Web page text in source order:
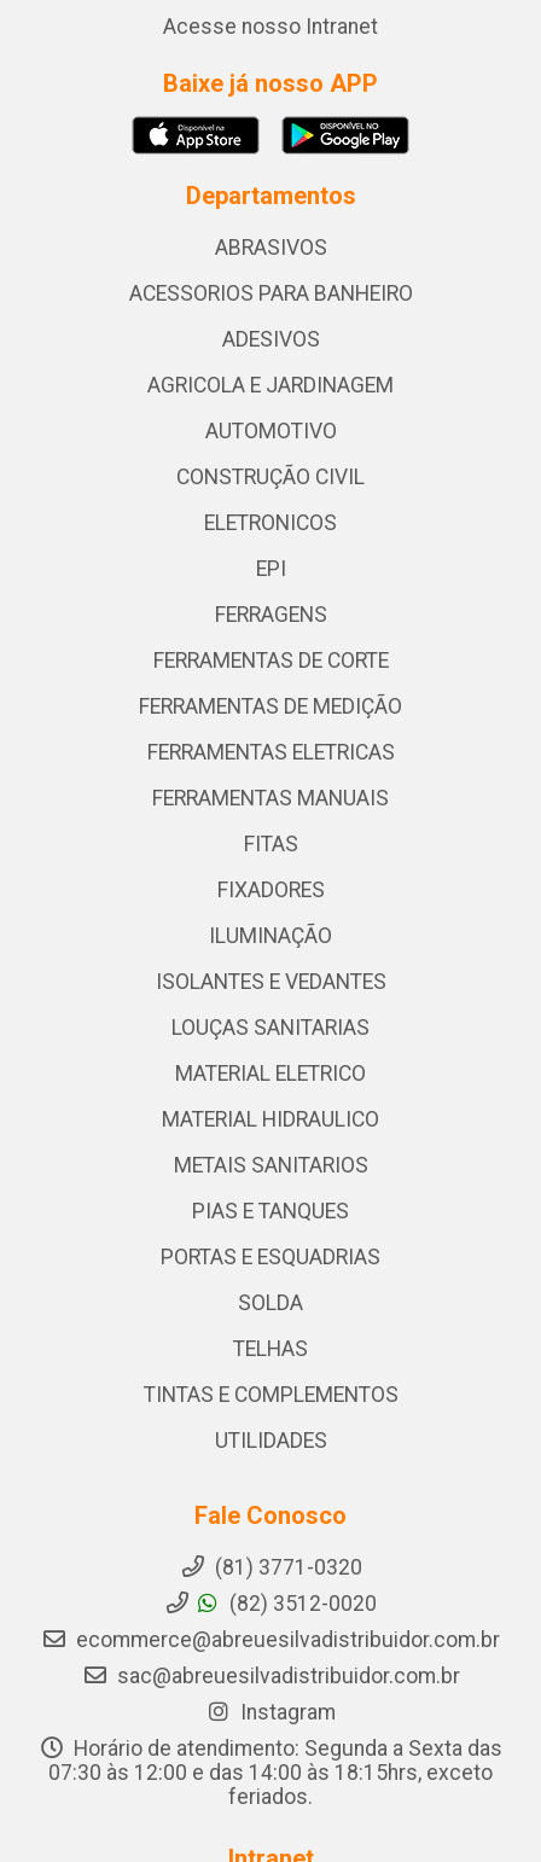
Acesse nosso Intranet
Baixe já nosso APP
Departamentos
ABRASIVOS
ACESSORIOS PARA BANHEIRO
ADESIVOS
AGRICOLA E JARDINAGEM
AUTOMOTIVO
CONSTRUÇÃO CIVIL
ELETRONICOS
EPI
FERRAGENS
FERRAMENTAS DE CORTE
FERRAMENTAS DE MEDIÇÃO
FERRAMENTAS ELETRICAS
FERRAMENTAS MANUAIS
FITAS
FIXADORES
ILUMINAÇÃO
ISOLANTES E VEDANTES
LOUÇAS SANITARIAS
MATERIAL ELETRICO
MATERIAL HIDRAULICO
METAIS SANITARIOS
PIAS E TANQUES
PORTAS E ESQUADRIAS
SOLDA
TELHAS
TINTAS E COMPLEMENTOS
UTILIDADES
Fale Conosco
(81) 3771-0320
(82) 3512-0020
ecommerce@abreuesilvadistribuidor.com.br
sac@abreuesilvadistribuidor.com.br
Instagram
Horário de atendimento: Segunda a Sexta das
07:30 às 12:00 e das 14:00 às 18:15hrs, exceto
feriados.